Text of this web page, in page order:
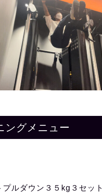
ングメニュー
プルダウン３５kg３セット